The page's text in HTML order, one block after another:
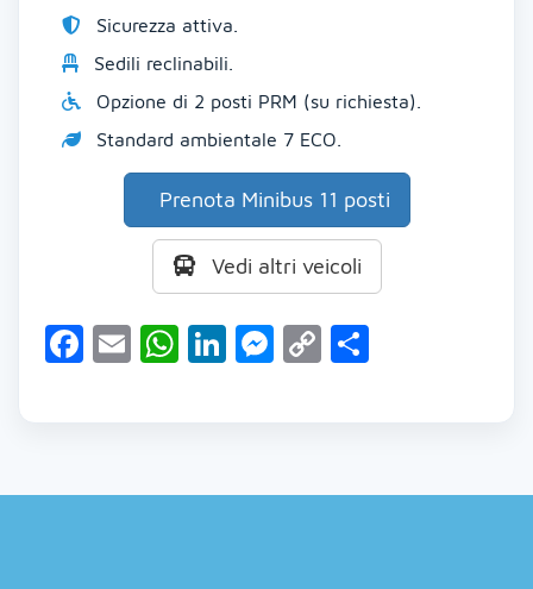
Sicurezza attiva.
Sedili reclinabili.
Opzione di 2 posti PRM (su richiesta).
Standard ambientale 7 ECO.
Prenota Minibus 11 posti
Vedi altri veicoli
Facebook
EmailWhatsApp
LinkedIn
Messenger
Copy